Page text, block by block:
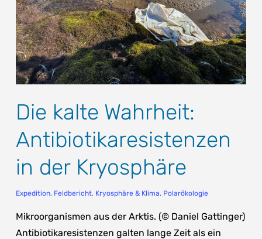
Die kalte Wahrheit:
Antibiotikaresistenzen
in der Kryosphäre
Expedition, Feldbericht, Kryosphäre & Klima, Polarökologie
Mikroorganismen aus der Arktis. (© Daniel Gattinger)
Antibiotikaresistenzen galten lange Zeit als ein